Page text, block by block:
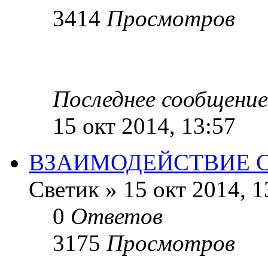
3414 Просмотров
Последнее сообщение
15 окт 2014, 13:57
ВЗАИМОДЕЙСТВИЕ
Светик » 15 окт 2014,
0 Ответов
3175 Просмотров